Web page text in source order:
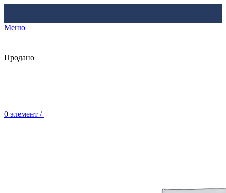
Меню
0 элемент / Br
Продано